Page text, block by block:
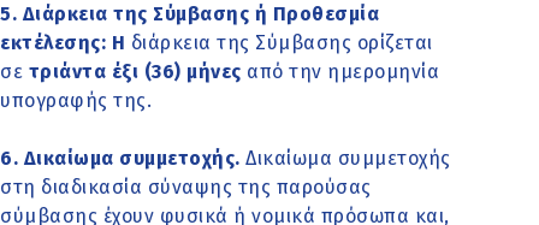
5. Διάρκεια της Σύμβασης ή Προθεσμία
εκτέλεσης: Η διάρκεια της Σύμβασης ορίζεται
σε τριάντα έξι (36) μήνες από την ημερομηνία
υπογραφής της.
6. Δικαίωμα συμμετοχής. Δικαίωμα συμμετοχής
στη διαδικασία σύναψης της παρούσας
σύμβασης έχουν φυσικά ή νομικά πρόσωπα και,